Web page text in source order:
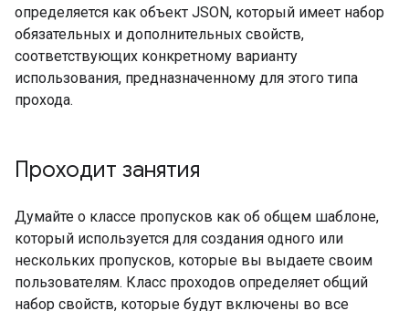
определяется как объект JSON, который имеет набор
обязательных и дополнительных свойств,
соответствующих конкретному варианту
использования, предназначенному для этого типа
прохода.
Проходит занятия
Думайте о классе пропусков как об общем шаблоне,
который используется для создания одного или
нескольких пропусков, которые вы выдаете своим
пользователям. Класс проходов определяет общий
набор свойств, которые будут включены во все